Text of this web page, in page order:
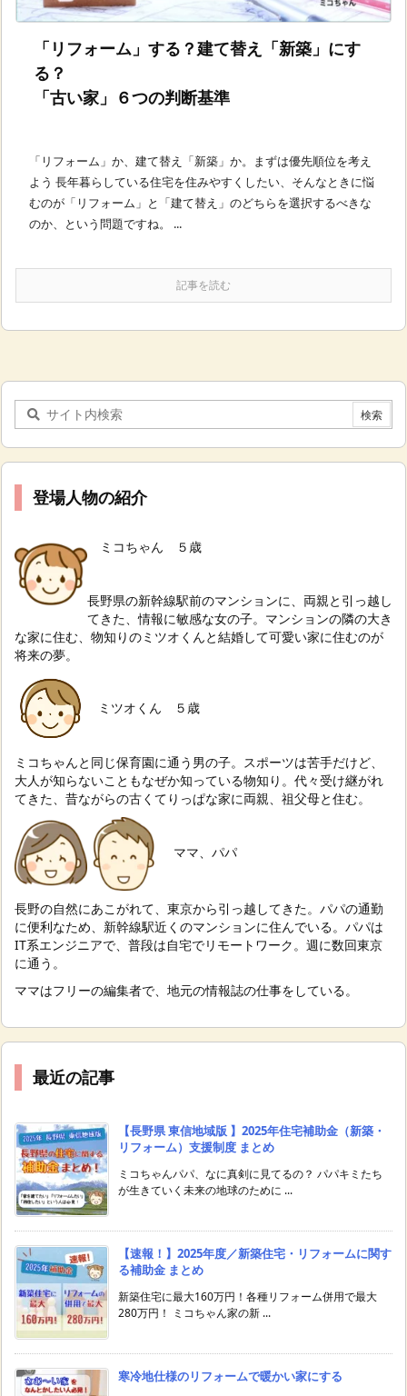
「リフォーム」する？建て替え「新築」にす
る？
「古い家」６つの判断基準
「リフォーム」か、建て替え「新築」か。まずは優先順位を考え
よう 長年暮らしている住宅を住みやすくしたい、そんなときに悩
むのが「リフォーム」と「建て替え」のどちらを選択するべきな
のか、という問題ですね。 ...
記事を読む
登場人物の紹介
ミコちゃん ５歳
長野県の新幹線駅前のマンションに、両親と引っ越し
てきた、情報に敏感な女の子。 マンションの隣の大き
な家に住む、物知りのミツオくんと結婚して可愛い家に住むのが
将来の夢。
ミツオくん ５歳
ミコちゃんと同じ保育園に通う男の子。スポーツは苦手だけど、
大人が知らないこともなぜか知っている物知り。代々受け継がれ
てきた、昔ながらの古くてりっぱな家に両親、祖父母と住む。
ママ、パパ
長野の自然にあこがれて、東京から引っ越してきた。パパの通勤
に便利なため、新幹線駅近くのマンションに住んでいる。パパは
IT系エンジニアで、普段は自宅でリモートワーク。週に数回東京
に通う。
ママはフリーの編集者で、地元の情報誌の仕事をしている。
最近の記事
【長野県 東信地域版 】2025年住宅補助金（新築・
リフォーム）支援制度 まとめ
ミコちゃんパパ、なに真剣に見てるの？ パパキミたち
が生きていく未来の地球のために ...
【速報！】2025年度／新築住宅・リフォームに関す
る補助金 まとめ
新築住宅に最大160万円！各種リフォーム併用で最大
280万円！ ミコちゃん家の新 ...
寒冷地仕様のリフォームで暖かい家にする